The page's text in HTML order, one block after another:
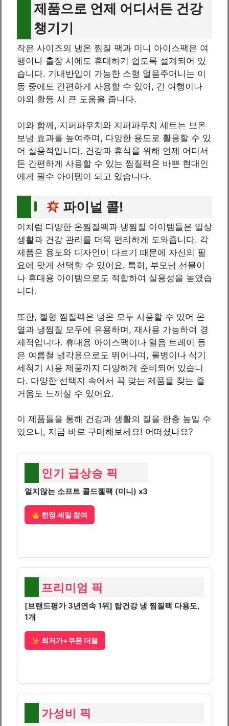
제품으로 언제 어디서든 건강
챙기기
작은 사이즈의 냉온 찜질 팩과 미니 아이스팩은 여
행이나 출장 시에도 휴대하기 쉽도록 설계되어 있
습니다. 기내반입이 가능한 소형 얼음주머니는 이
동 중에도 간편하게 사용할 수 있어, 긴 여행이나
야외 활동 시 큰 도움을 줍니다.
이와 함께, 지퍼파우치와 지퍼파우치 세트는 보온
보냉 효과를 높여주며, 다양한 용도로 활용할 수 있
어 실용적입니다. 건강과 휴식을 위해 언제 어디서
든 간편하게 사용할 수 있는 찜질팩은 바쁜 현대인
에게 필수 아이템이 되고 있습니다.
파이널 콜!
이처럼 다양한 온찜질팩과 냉찜질 아이템들은 일상
생활과 건강 관리를 더욱 편리하게 도와줍니다. 각
제품은 용도와 디자인이 다르기 때문에 자신의 필
요에 맞게 선택할 수 있어요. 특히, 부모님 선물이
나 휴대용 아이템으로도 적합하여 실용성을 높였습
니다.
또한, 젤형 찜질팩은 냉온 모두 사용할 수 있어 온
열과 냉찜질 모두에 유용하며, 재사용 가능하여 경
제적입니다. 휴대용 아이스팩이나 얼음 트레이 등
은 여름철 냉각용으로도 뛰어나며, 물병이나 식기
세척기 사용 제품까지 다양하게 준비되어 있습니
다. 다양한 선택지 속에서 꼭 맞는 제품을 찾는 즐
거움도 느끼실 수 있어요.
이 제품들을 통해 건강과 생활의 질을 한층 높일 수
있으니, 지금 바로 구매해보세요! 어떠셨나요?
인기 급상승 픽
얼지않는 소프트 콜드젤팩 (미니) x3
한정 세일 참여
프리미엄 픽
[브랜드평가 3년연속 1위] 탑건강 냉 찜질팩 다용도,
1개
최저가+쿠폰 더블
가성비 픽